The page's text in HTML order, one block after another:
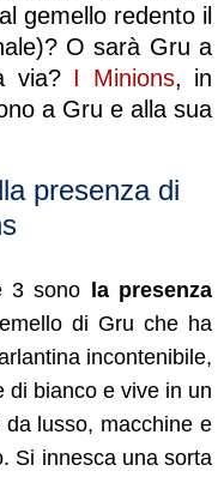
gemello redento il
O sarà Gru a
via? I Minions, in
a Gru e alla sua
presenza di
3 sono la presenza
di Gru che ha
incontenibile,
di bianco e vive in un
lusso, macchine e
Si innesca una sorta